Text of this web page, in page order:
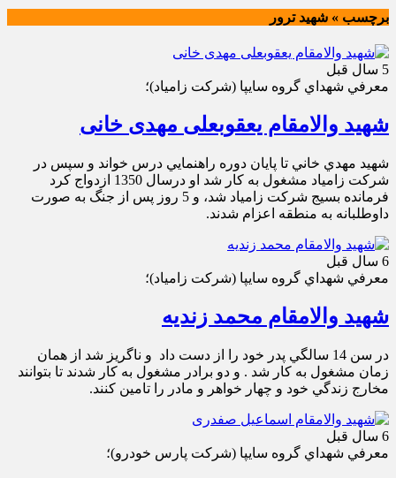
برچسب » شهيد ترور
5 سال قبل
معرفي شهداي گروه سايپا (شركت زامياد)؛
شهید والامقام یعقوبعلی مهدی خانی
شهيد مهدي خاني تا پايان دوره راهنمايي درس خواند و سپس در
شركت زامياد مشغول به كار شد او درسال 1350 ازدواج كرد
فرمانده بسيج شركت زامياد شد، و 5 روز پس از جنگ به صورت
داوطلبانه به منطقه اعزام شدند.
6 سال قبل
معرفي شهداي گروه سايپا (شركت زامياد)؛
شهید والامقام محمد زندیه
در سن 14 سالگي پدر خود را از دست داد و ناگريز شد از همان
زمان مشغول به كار شد . و دو برادر مشغول به كار شدند تا بتوانند
مخارج زندگي خود و چهار خواهر و مادر را تامين كنند.
6 سال قبل
معرفي شهداي گروه سايپا (شركت پارس خودرو)؛